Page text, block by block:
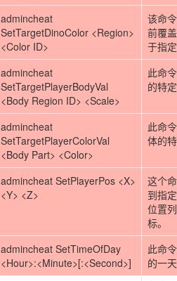
admincheat
SetTargetDinoColor <Region>
<Color ID>
该命
前覆
于指
admincheat
SetTargetPlayerBodyVal
<Body Region ID> <Scale>
此命
的特
admincheat
SetTargetPlayerColorVal
<Body Part> <Color>
此命
体的
admincheat SetPlayerPos <X>
<Y> <Z>
这个
到指
位置
标。
admincheat SetTimeOfDay
<Hour>:<Minute>[:<Second>]
此命
的一